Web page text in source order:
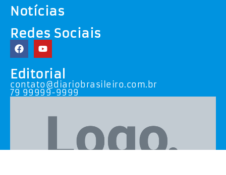
Notícias
Redes Sociais
Editorial
contato@diariobrasileiro.com.br
79 99999-9999